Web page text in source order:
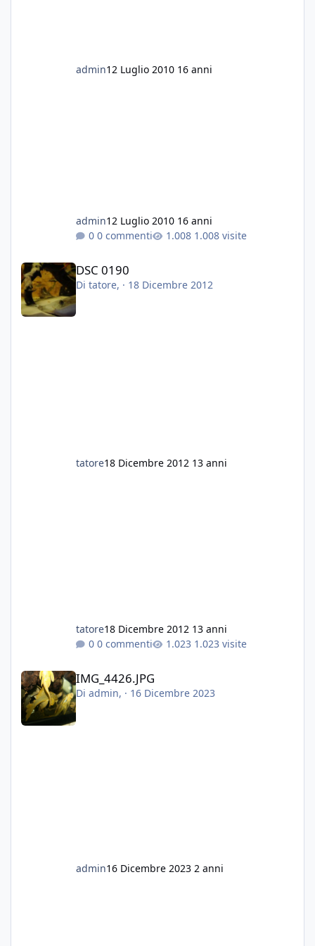
rigogliose e pesci in salute. Ho tolto tutto
perche oltre ad essere infestanti, le lumache
admin12 Luglio 2010 16 anni
admin12 Luglio 2010 16 anni
0 commenti
1.008 visite
DSC 0190
DSC 0190
Di tatore, · 18 Dicembre 2012
tatore18 Dicembre 2012 13 anni
tatore18 Dicembre 2012 13 anni
0 commenti
1.023 visite
IMG_4426.JPG
IMG_4426.JPG
Di admin, · 16 Dicembre 2023
admin16 Dicembre 2023 2 anni